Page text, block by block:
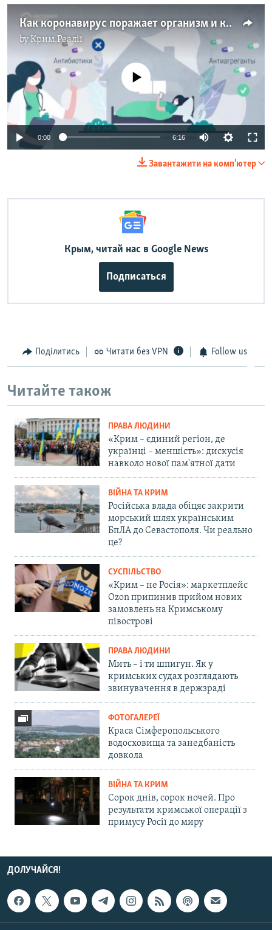
Как коронавирус поражает организм и как больных лечат на разных стадиях (видео)
byКрим.Реалії
Auto 240p 360p 480p
No media source currently available
0:00 6:16 Auto
480p
Завантажити на комп'ютер
Крым, читай нас в Google News
Подписаться
Поділитись Читати без VPN Follow us
Читайте також
ПРАВА ЛЮДИНИ
«Крим – єдиний регіон, де
українці – меншість»: дискусія
навколо нової пам'ятної дати
ВІЙНА ТА КРИМ
Російська влада обіцяє закрити
морський шлях українським
БпЛА до Севастополя. Чи реально
це?
СУСПІЛЬСТВО
«Крим – не Росія»: маркетплейс
Ozon припинив прийом нових
замовлень на Кримському
півострові
ПРАВА ЛЮДИНИ
Мить – і ти шпигун. Як у
кримських судах розглядають
звинувачення в держзраді
ФОТОГАЛЕРЕЇ
Краса Сімферопольського
водосховища та занедбаність
довкола
ВІЙНА ТА КРИМ
Сорок днів, сорок ночей. Про
результати кримської операції з
примусу Росії до миру
ДОЛУЧАЙСЯ!